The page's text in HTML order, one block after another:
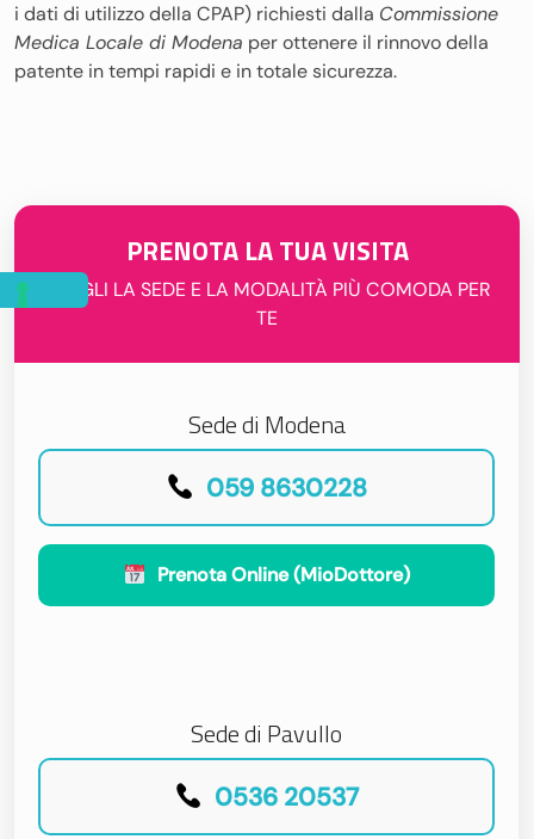
i dati di utilizzo della CPAP) richiesti dalla Commissione
Medica Locale di Modena per ottenere il rinnovo della
patente in tempi rapidi e in totale sicurezza.
PRENOTA LA TUA VISITA
SCEGLI LA SEDE E LA MODALITÀ PIÙ COMODA PER
TE
Sede di Modena
059 8630228
Prenota Online (MioDottore)
Sede di Pavullo
0536 20537